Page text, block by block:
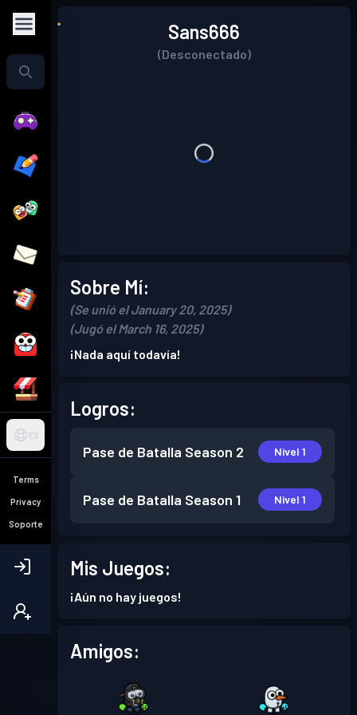
ES
Terms
Privacy
Soporte
Sans666
(Desconectado)
Sobre Mí:
(Se unió el January 20, 2025)
(Jugó el March 16, 2025)
¡Nada aquí todavía!
Logros:
Pase de Batalla Season 2 Nivel 1
Pase de Batalla Season 1 Nivel 1
Mis Juegos:
¡Aún no hay juegos!
Amigos: